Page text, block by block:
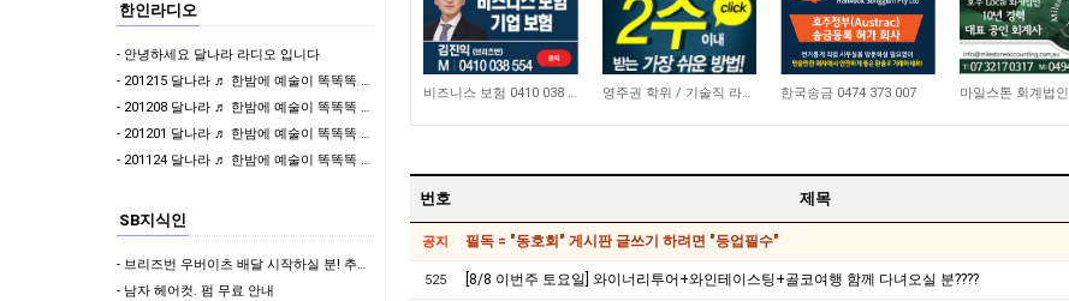
한인라디오
- 안녕하세요 달나라 라디오 입니다
- 201215 달나라 ♬ 한밤에 예술이 똑똑똑 & 나윤제 변호사의 밝은세상
- 201208 달나라 ♬ 한밤에 예술이 똑똑똑 & 걸어서 와인속으로
- 201201 달나라 ♬ 한밤에 예술이 똑똑똑 & 이어폰 한쪽만 빌려줄래?
- 201124 달나라 ♬ 한밤에 예술이 똑똑똑 & 이어폰 한쪽만 빌려줄래?
SB지식인
- 브리즈번 우버이츠 배달 시작하실 분! 추천인 코드 공유합니다.
- 남자 헤어컷. 펌 무료 안내
4,631 비즈니스 보험 0410 038 554 21,155 영주권 학위 / 기술직 라이센스 최소2주안에 받기! (요리, 페인팅, 용접, 차일드케어 등… 10,727
한국송금 0474 373 007 4,645
마일스톤 회계법인
번호 제목
공지 필독 = "동호회" 게시판 글쓰기 하려면 "등업필수"
525 [8/8 이번주 토요일] 와이너리투어+와인테이스팅+골코여행 함께 다녀오실 분????